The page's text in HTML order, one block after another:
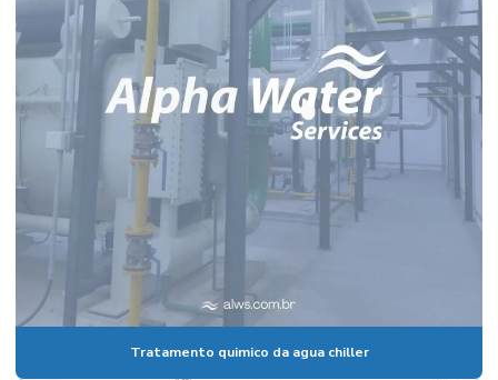
Tratamento quimico da agua chiller